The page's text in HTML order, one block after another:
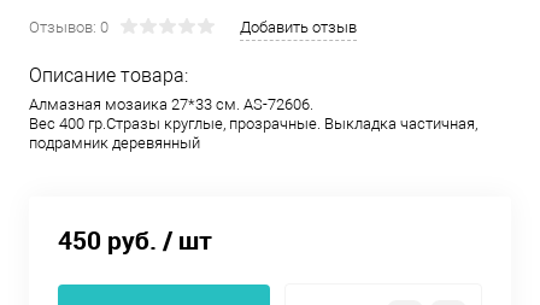
Отзывов: 0 Добавить отзыв
Описание товара:
Алмазная мозаика 27*33 см. AS-72606.
Вес 400 гр.Стразы круглые, прозрачные. Выкладка частичная,
подрамник деревянный
450 руб. / шт